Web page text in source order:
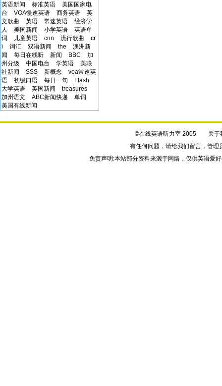
英语新闻
标准英语
美国国家电
台
VOA慢速英语 商务英语
英
文歌曲
英语 常速英语
经济学
人
美国新闻 小学英语
英语单
词
儿童英语 cnn 流行歌曲
cr
i
词汇 双语新闻 the
澳洲新
闻
每日在线听 新闻 BBC
加
州分级
中国电台 学英语
美联
社新闻
SSS 新概念
voa常速英
语
初级口语 每日一句
Flash
大学英语
英国新闻
treasures
加州语文
ABC新闻快递
单词
美国有线新闻
©在线英语听力室 2005 关于
有任何问题，请给我们留言，管理
免责声明:本站部分资料来源于网络，仅供英语爱